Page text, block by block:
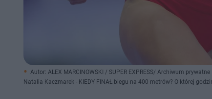
Autor: ALEX MARCINOWSKI / SUPER EXPRESS/ Archiwum prywatne
Natalia Kaczmarek - KIEDY FINAŁ biegu na 400 metrów? O której